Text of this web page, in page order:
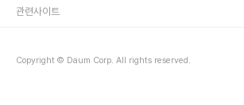
Copyright © Daum Corp. All rights reserved.
관련사이트